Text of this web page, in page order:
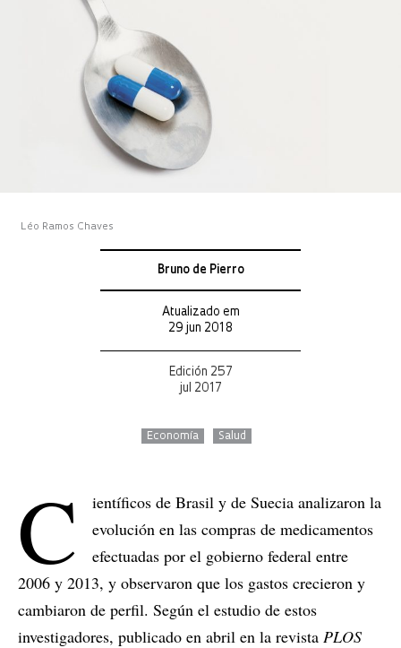
Léo Ramos Chaves
Bruno de Pierro
Atualizado em
29 jun 2018
Edición 257
jul 2017
Economía Salud
C
ientíficos de Brasil y de Suecia analizaron la
evolución en las compras de medicamentos
efectuadas por el gobierno federal entre
2006 y 2013, y observaron que los gastos crecieron y
cambiaron de perfil. Según el estudio de estos
investigadores, publicado en abril en la revista PLOS